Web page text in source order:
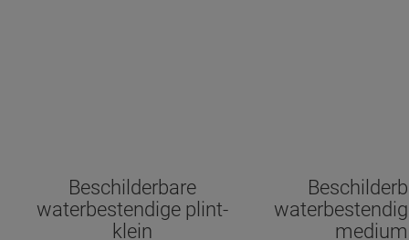
Beschilderbare
waterbestendige plint-
klein
medium